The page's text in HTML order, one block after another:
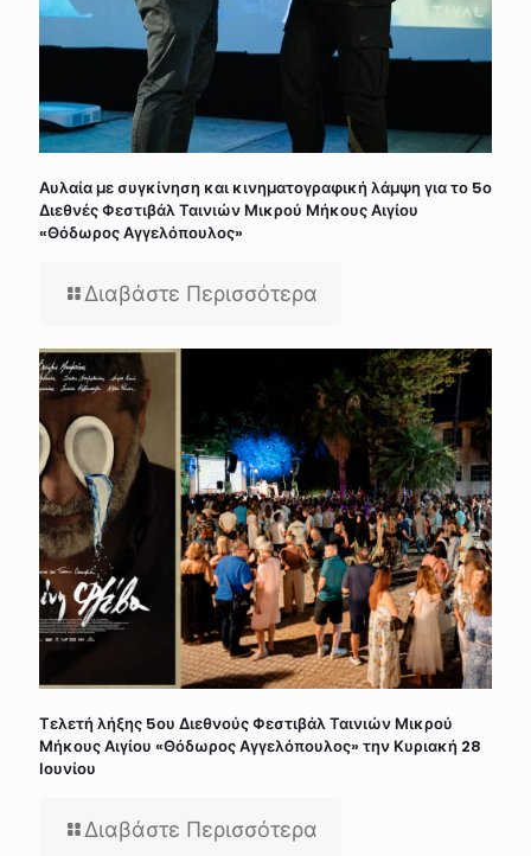
Αυλαία με συγκίνηση και κινηματογραφική λάμψη για το 5ο
Διεθνές Φεστιβάλ Ταινιών Μικρού Μήκους Αιγίου
«Θόδωρος Αγγελόπουλος»
Διαβάστε Περισσότερα
Τελετή λήξης 5ου Διεθνούς Φεστιβάλ Ταινιών Μικρού
Μήκους Αιγίου «Θόδωρος Αγγελόπουλος» την Κυριακή 28
Ιουνίου
Διαβάστε Περισσότερα